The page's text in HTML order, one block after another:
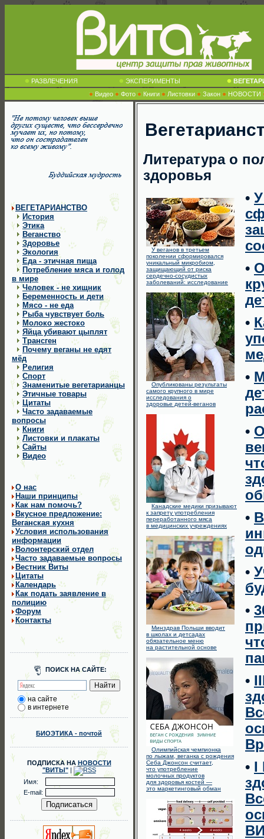
РАЗВЛЕЧЕНИЯ ЭКСПЕРИМЕНТЫ
Видео
Фото Книги Листовки Закон НОВОСТИ
ВЕГЕТАРИАНСТВО
История
Этика
Веганство
Здоровье
Экология
Еда - этичная пища
Потребление мяса и голод
в мире
Человек - не хищник
Беременность и дети
Мясо - не еда
Рыба чувствует боль
Молоко жестоко
Яйца убивают цыплят
Трансген
Почему веганы не едят
мёд
Религия
Cпорт
Знаменитые вегетарианцы
Этичные товары
Цитаты
Часто задаваемые
вопросы
Книги
Листовки и плакаты
Сайты
Видео
О нас
Наши принципы
Как нам помочь?
Вкусное предложение:
Веганская кухня
Условия использования
информации
Волонтерский отдел
Часто задаваемые вопросы
Вестник Виты
Цитаты
Календарь
Как подать заявление в
полицию
Форум
Контакты
ПОИСК НА САЙТЕ:
на сайте
в интернете
БИОЭТИКА - почтой
ПОДПИСКА НА НОВОСТИ
"ВИТЫ"|
Имя:
E-mail:
Литература о
здоровья
У веганов в третьем
поколении сформировался
уникальный микробиом,
защищающий от риска
сердечно-сосудистых
заболеваний: исследование
Опубликованы результаты
самого крупного в мире
исследования о
здоровье детей-веганов
Канадские медики призывают
к запрету употребления
переработанного мяса
в медицинских учреждениях
Минздрав Польши вводит
в школах и детсадах
обязательное меню
на растительной основе
Олимпийская чемпионка
по лыжам, веганка с рождения
Себа Джонсон считает,
что употребление
молочных продуктов
для здоровья костей —
это маркетинговый обман
•
•
•
•
•
•
•
•
•
• I